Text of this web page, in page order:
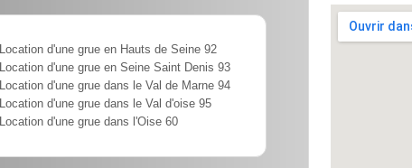
Location d'une grue en Hauts de Seine 92
Location d'une grue en Seine Saint Denis 93
Location d'une grue dans le Val de Marne 94
Location d'une grue dans le Val d'oise 95
Location d'une grue dans l'Oise 60